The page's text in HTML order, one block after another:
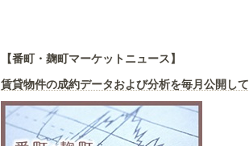
【番町・麹町マーケットニュース】
賃貸物件の成約データおよび分析を毎月公開して